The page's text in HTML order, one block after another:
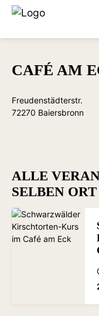
CAFÉ AM
Freudenstädterstr.
72270 Baiersbronn
ALLE
SELBEN ORT